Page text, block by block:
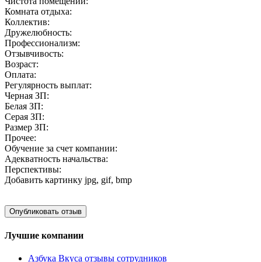
Комната отдыха:
Коллектив:
Дружелюбность:
Профессионализм:
Отзывчивость:
Возраст:
Оплата:
Регулярность выплат:
Черная ЗП:
Белая ЗП:
Серая ЗП:
Размер ЗП:
Прочее:
Обучение за счет компании:
Адекватность начальства:
Перспективы:
Добавить картинку jpg, gif, bmp
Лучшие компании
Азбука Вкуса отзывы сотрудников